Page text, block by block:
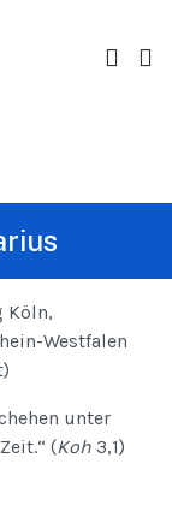
Köln,
Westfalen
unter
(Koh 3,1)